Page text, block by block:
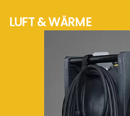
LUFT & WÄRME